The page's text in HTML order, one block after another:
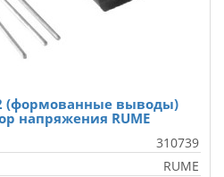
(формованные выводы)
напряжения RUME
310739
RUME